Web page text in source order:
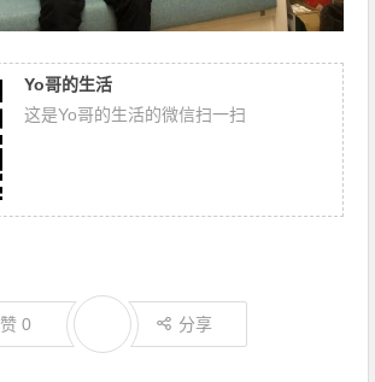
Yo哥的生活
这是Yo哥的生活的微信扫一扫
赞0 分享